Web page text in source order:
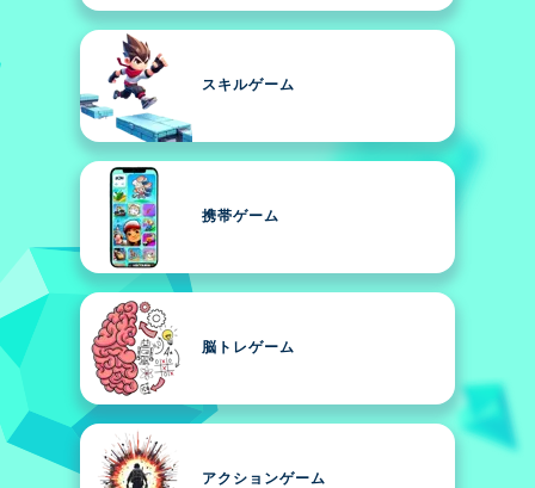
スキルゲーム
携帯ゲーム
脳トレゲーム
アクションゲーム